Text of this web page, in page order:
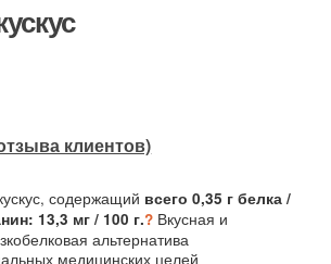
продукты
клиентов)
содержащий всего 0,35 г белка /
13,3 мг / 100 г.?Вкусная и
альтернатива
медицинских целей